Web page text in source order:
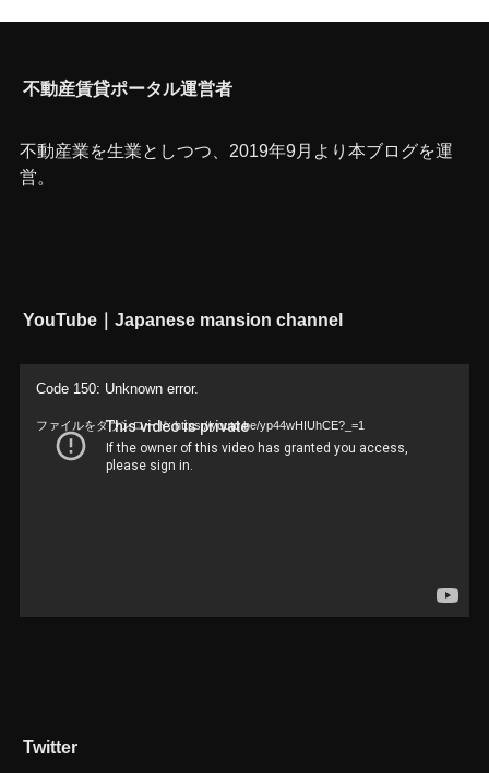
不動産賃貸ポータル運営者
不動産業を生業としつつ、2019年9月より本ブログを運
営。
YouTube｜Japanese mansion channel
Code 150: Unknown error.
ファイルをダウンロード: https://youtu.be/yp44wHIUhCE?_=1
Twitter